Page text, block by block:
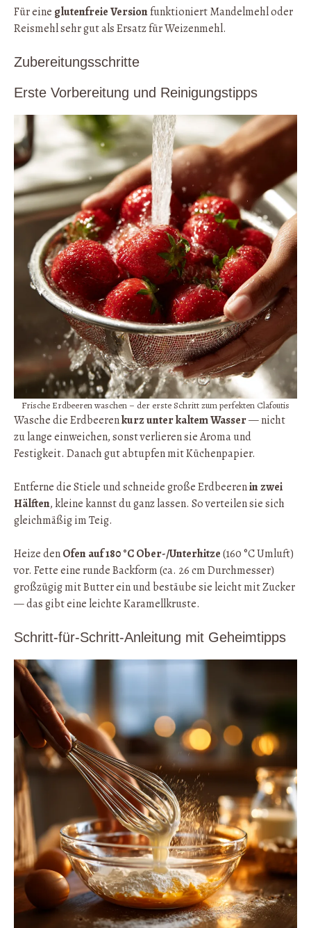
Für eine glutenfreie Versionfunktioniert Mandelmehl oder
Reismehl sehr gut als Ersatz für Weizenmehl.
Zubereitungsschritte
Erste Vorbereitung und Reinigungstipps
Frische Erdbeeren waschen – der erste Schritt zum perfekten Clafoutis
Wasche die Erdbeerenkurz unter kaltem Wasser— nicht
zu lange einweichen, sonst verlieren sie Aroma und
Festigkeit. Danach gut abtupfen mit Küchenpapier.
Entferne die Stiele und schneide große Erdbeerenin zwei
Hälften, kleine kannst du ganz lassen. So verteilen sie sich
gleichmäßig im Teig.
Heize denOfen auf 180 °C Ober-/Unterhitze(160 °C Umluft)
vor. Fette eine runde Backform (ca. 26 cm Durchmesser)
großzügig mit Butter ein und bestäube sie leicht mit Zucker
— das gibt eine leichte Karamellkruste.
Schritt-für-Schritt-Anleitung mit Geheimtipps